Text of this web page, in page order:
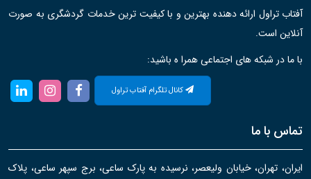
آفتاب تراول ارائه دهنده بهترین و با کیفیت ترین خدمات گردشگری به صورت
آنلاین است.
با ما در شبکه های اجتماعی همرا ه باشید:
کانال تلگرام آفتاب تراول
تماس با ما
ایران، تهران، خیابان ولیعصر، نرسیده به پارک ساعی، برج سپهر ساعی، پلاک